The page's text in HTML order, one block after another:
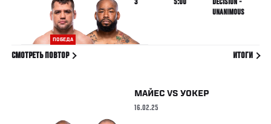
ПОБЕДА
3 5:00
DECISION -
UNANIMOUS
СМОТРЕТЬ ПОВТОР ИТОГИ
МАЙЕС VS УОКЕР
16.02.25